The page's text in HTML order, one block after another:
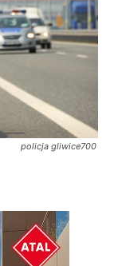
policja gliwice700